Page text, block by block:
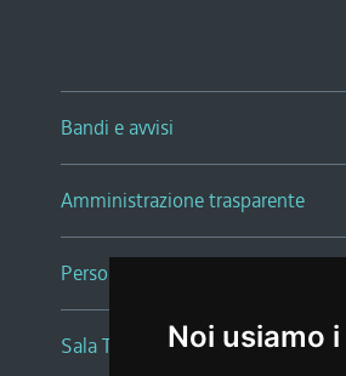
Noi usiamo
Bandi e avvisi
Amministrazione trasparente
Persone e Uffici
Sala Tiziano Tessitori